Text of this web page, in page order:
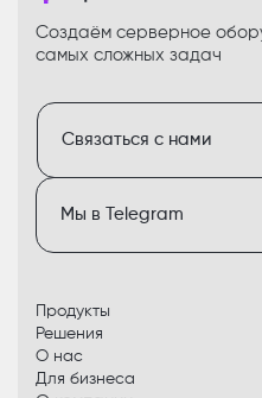
Создаём серверное
самых сложных задач
Связаться с нами
Мы в Telegram
Продукты
Решения
О нас
Для бизнеса